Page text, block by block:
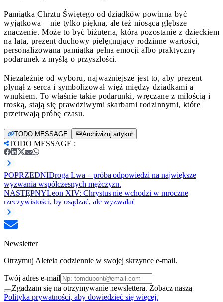
Pamiątka Chrztu Świętego od dziadków powinna być
wyjątkowa – nie tylko piękna, ale też niosąca głębsze
znaczenie. Może to być biżuteria, która pozostanie z dzieckiem
na lata, prezent duchowy pielęgnujący rodzinne wartości,
personalizowana pamiątka pełna emocji albo praktyczny
podarunek z myślą o przyszłości.
Niezależnie od wyboru, najważniejsze jest to, aby prezent
płynął z serca i symbolizował więź między dziadkami a
wnukiem. To właśnie takie podarunki, wręczane z miłością i
troską, stają się prawdziwymi skarbami rodzinnymi, które
przetrwają próbę czasu.
TODO MESSAGE Archiwizuj artykuł
TODO MESSAGE :
POPRZEDNIDroga Lwa – próba odpowiedzi na największe
wyzwania współczesnych mężczyzn.
NASTĘPNYLeon XIV: Chrystus nie wchodzi w mroczne
rzeczywistości, by osądzać, ale wyzwalać
Newsletter
Otrzymuj Aleteia codziennie w swojej skrzynce e-mail.
Twój adres e-mail
Zgadzam się na otrzymywanie newslettera. Zobacz naszą
Polityka prywatności, aby dowiedzieć się więcej.